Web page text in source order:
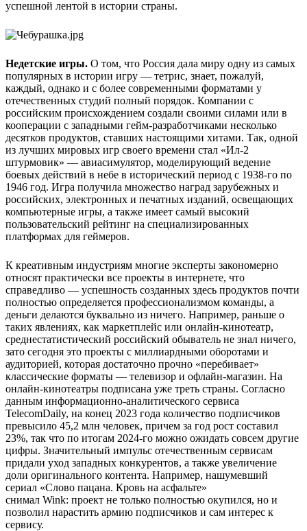
успешной лентой в истории страны.
Недетские игры. О том, что Россия дала миру одну из самых
популярных в истории игру — тетрис, знает, пожалуй,
каждый, однако и с более современными форматами у
отечественных студий полный порядок. Компании с
российским происхождением создали своими силами или в
кооперации с западными гейм-разработчиками несколько
десятков продуктов, ставших настоящими хитами. Так, одной
из лучших мировых игр своего времени стал «Ил-2
штурмовик» — авиасимулятор, моделирующий ведение
боевых действий в небе в исторический период с 1938-го по
1946 год. Игра получила множество наград зарубежных и
российских, электронных и печатных изданий, освещающих
компьютерные игры, а также имеет самый высокий
пользовательский рейтинг на специализированных
платформах для геймеров.
К креативным индустриям многие эксперты закономерно
относят практически все проекты в интернете, что
справедливо — успешность созданных здесь продуктов почти
полностью определяется профессионализмом команды, а
деньги делаются буквально из ничего. Например, раньше о
таких явлениях, как маркетплейс или онлайн-кинотеатр,
среднестатистический российский обыватель не знал ничего,
зато сегодня это проекты с миллиардными оборотами и
аудиторией, которая достаточно прочно «перебивает»
классические форматы — телевизор и офлайн-магазин. На
онлайн-кинотеатры подписана уже треть страны. Согласно
данным информационно-аналитического сервиса
TelecomDaily, на конец 2023 года количество подписчиков
превысило 45,2 млн человек, причем за год рост составил
23%, так что по итогам 2024-го можно ожидать совсем другие
цифры. Значительный импульс отечественным сервисам
придали уход западных конкурентов, а также увеличение
доли оригинального контента. Например, нашумевший
сериал «Слово пацана. Кровь на асфальте»
снимал Wink: проект не только полностью окупился, но и
позволил нарастить армию подписчиков и сам интерес к
сервису.